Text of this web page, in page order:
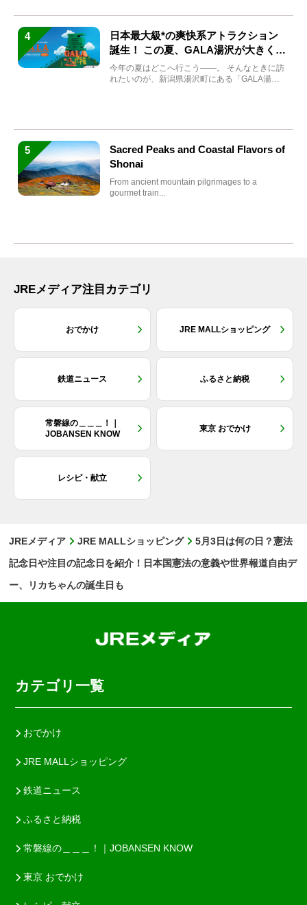
4
日本最大級*の爽快系アトラクション
誕生！ この夏、GALA湯沢が大きく生
まれ変わる
今年の夏はどこへ行こう――。 そんなときに訪
れたいのが、新潟県湯沢町にある「GALA湯
5
Sacred Peaks and Coastal Flavors of
Shonai
From ancient mountain pilgrimages to a
gourmet train...
JREメディア注目カテゴリ
おでかけ JRE MALLショッピング
鉄道ニュース ふるさと納税
常磐線の＿＿＿！｜
JOBANSEN KNOW
東京 おでかけ
レシピ・献立
JREメディア JRE MALLショッピング
5月3日は何の日？憲法
記念日や注目の記念日を紹介！日本国憲法の意義や世界報道自由デ
ー、リカちゃんの誕生日も
カテゴリ一覧
おでかけ
JRE MALLショッピング
鉄道ニュース
ふるさと納税
常磐線の＿＿＿！｜JOBANSEN KNOW
東京 おでかけ